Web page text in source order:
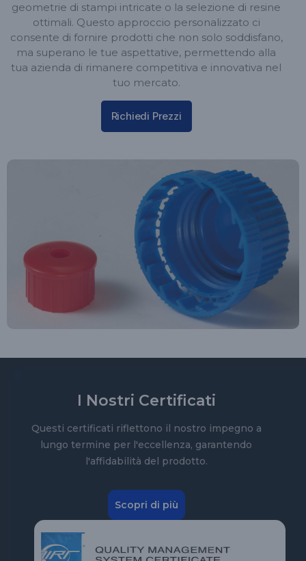
geometrie di stampi intricate o la selezione di resine
ottimali. Questo approccio personalizzato ci
consente di fornire prodotti che non solo soddisfano,
ma superano le tue aspettative, permettendo alla
tua azienda di rimanere competitiva e innovativa nel
tuo mercato.
Richiedi Prezzi
I Nostri Certificati
Questi certificati riflettono il nostro impegno a
lungo termine per l'eccellenza, garantendo
l'affidabilità del prodotto.
Scopri di più